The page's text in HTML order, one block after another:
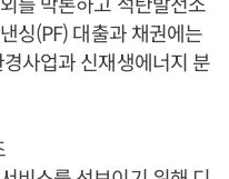
싱(PF) 대출과 채권에는
사업과 신재생에너지 분